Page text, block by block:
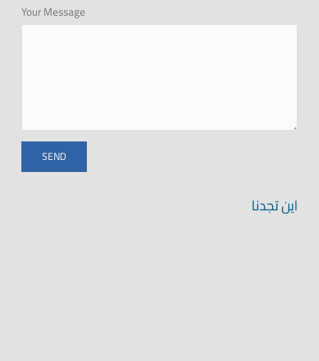
Your Message
اين تجدنا